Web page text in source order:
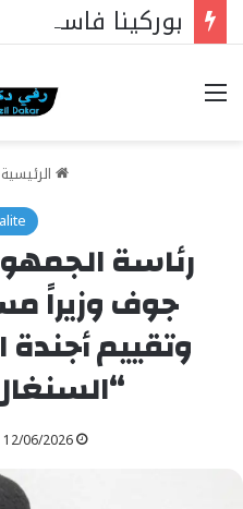
خيارات
الرئيسية
رئاسة
جوف وزيراً
وتقييم
“السنغال
12/06/2026